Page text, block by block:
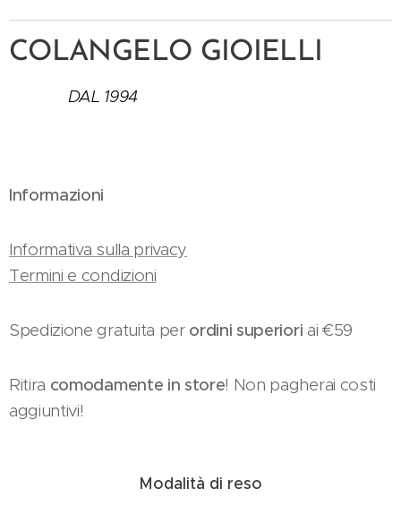
COLANGELO GIOIELLI
DAL 1994
Informazioni
Informativa sulla privacy
Termini e condizioni
Spedizione gratuita perordini superiori ai €59
Ritira comodamente in store! Non pagherai costi
aggiuntivi!
Modalità di reso